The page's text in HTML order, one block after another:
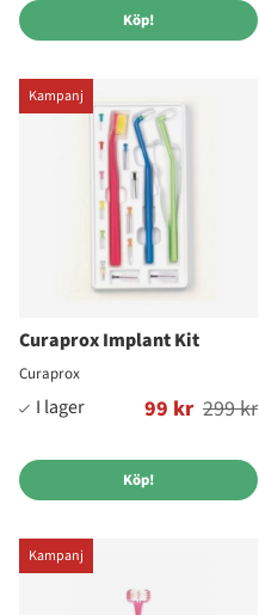
Köp!
Kampanj
Curaprox Implant Kit
Curaprox
99 kr
Ordinarie pris: 299 kr
Köp!
Kampanj